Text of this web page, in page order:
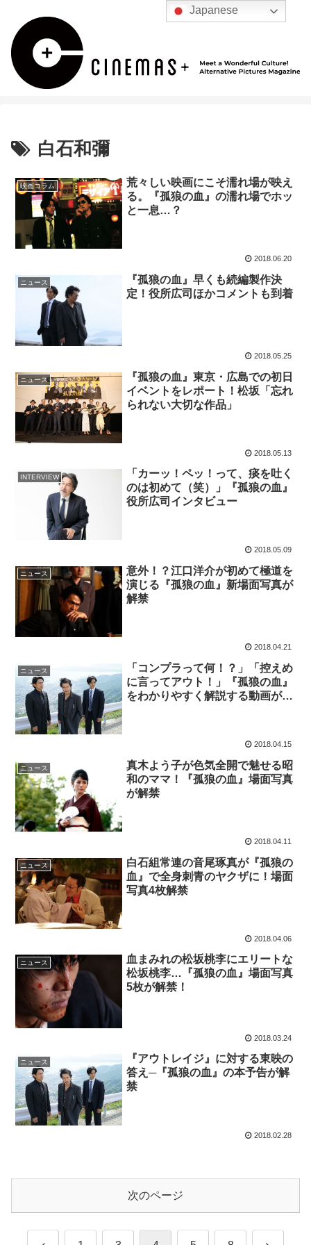
白石和彌
映画コラム
荒々しい映画にこそ濡れ場が映え
る。『孤狼の血』の濡れ場でホッ
と一息…？
2018.06.20
ニュース
『孤狼の血』早くも続編製作決
定！役所広司ほかコメントも到着
2018.05.25
ニュース
『孤狼の血』東京・広島での初日
イベントをレポート！松坂「忘れ
られない大切な作品」
2018.05.13
INTERVIEW
「カーッ！ペッ！って、痰を吐く
のは初めて（笑）」『孤狼の血』
役所広司インタビュー
2018.05.09
ニュース
意外！？江口洋介が初めて極道を
演じる『孤狼の血』新場面写真が
解禁
2018.04.21
ニュース
「コンプラって何！？」「控えめ
に言ってアウト！」『孤狼の血』
をわかりやすく解説する動画が完
2018.04.15
ニュース
真木よう子が色気全開で魅せる昭
和のママ！『孤狼の血』場面写真
が解禁
2018.04.11
ニュース
白石組常連の音尾琢真が『孤狼の
血』で全身刺青のヤクザに！場面
写真4枚解禁
2018.04.06
ニュース
血まみれの松坂桃李にエリートな
松坂桃李…『孤狼の血』場面写真
5枚が解禁！
2018.03.24
ニュース
『アウトレイジ』に対する東映の
答え─『孤狼の血』の本予告が解
禁
2018.02.28
次のページ
Japanese